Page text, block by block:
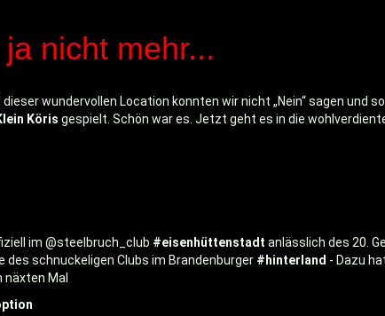
nicht mehr...
dieser wundervollen Location konnten wir nicht „Nein“ sagen und
Köris gespielt. Schön war es. Jetzt geht es in die
im @steelbruch_club #eisenhüttenstadt anlässlich des 20.
schnuckeligen Clubs im Brandenburger #hinterland - Dazu
näxten Mal